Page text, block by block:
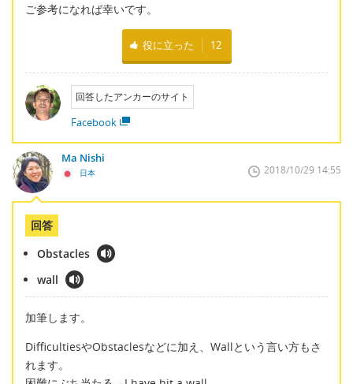
ご参考になれば幸いです。
役に立った 12
回答したアンカーのサイト
Facebook
Ma Nishi
日本 2018/10/29 14:55
回答
Obstacles
wall
加筆します。
DifficultiesやObstaclesなどに加え、Wallという言い方もさ
れます。